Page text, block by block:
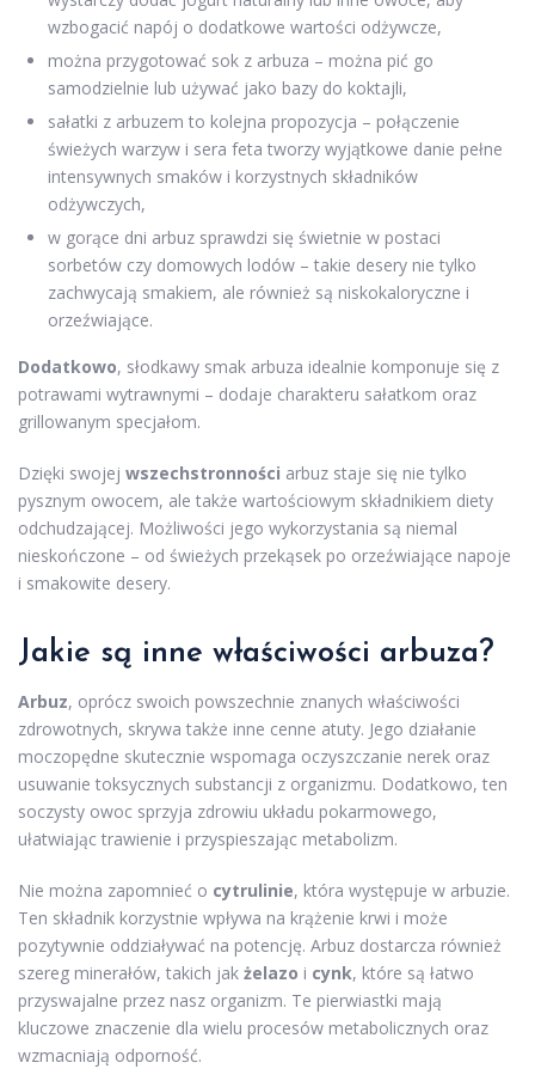
wzbogacić napój o dodatkowe wartości odżywcze,
można przygotować sok z arbuza – można pić go
samodzielnie lub używać jako bazy do koktajli,
sałatki z arbuzem to kolejna propozycja – połączenie
świeżych warzyw i sera feta tworzy wyjątkowe danie pełne
intensywnych smaków i korzystnych składników
odżywczych,
w gorące dni arbuz sprawdzi się świetnie w postaci
sorbetów czy domowych lodów – takie desery nie tylko
zachwycają smakiem, ale również są niskokaloryczne i
orzeźwiające.
Dodatkowo, słodkawy smak arbuza idealnie komponuje się z
potrawami wytrawnymi – dodaje charakteru sałatkom oraz
grillowanym specjałom.
Dzięki swojej wszechstronności arbuz staje się nie tylko
pysznym owocem, ale także wartościowym składnikiem diety
odchudzającej. Możliwości jego wykorzystania są niemal
nieskończone – od świeżych przekąsek po orzeźwiające napoje
i smakowite desery.
Jakie są inne właściwości arbuza?
Arbuz, oprócz swoich powszechnie znanych właściwości
zdrowotnych, skrywa także inne cenne atuty. Jego działanie
moczopędne skutecznie wspomaga oczyszczanie nerek oraz
usuwanie toksycznych substancji z organizmu. Dodatkowo, ten
soczysty owoc sprzyja zdrowiu układu pokarmowego,
ułatwiając trawienie i przyspieszając metabolizm.
Nie można zapomnieć o cytrulinie, która występuje w arbuzie.
Ten składnik korzystnie wpływa na krążenie krwi i może
pozytywnie oddziaływać na potencję. Arbuz dostarcza również
szereg minerałów, takich jak żelazo i cynk, które są łatwo
przyswajalne przez nasz organizm. Te pierwiastki mają
kluczowe znaczenie dla wielu procesów metabolicznych oraz
wzmacniają odporność.